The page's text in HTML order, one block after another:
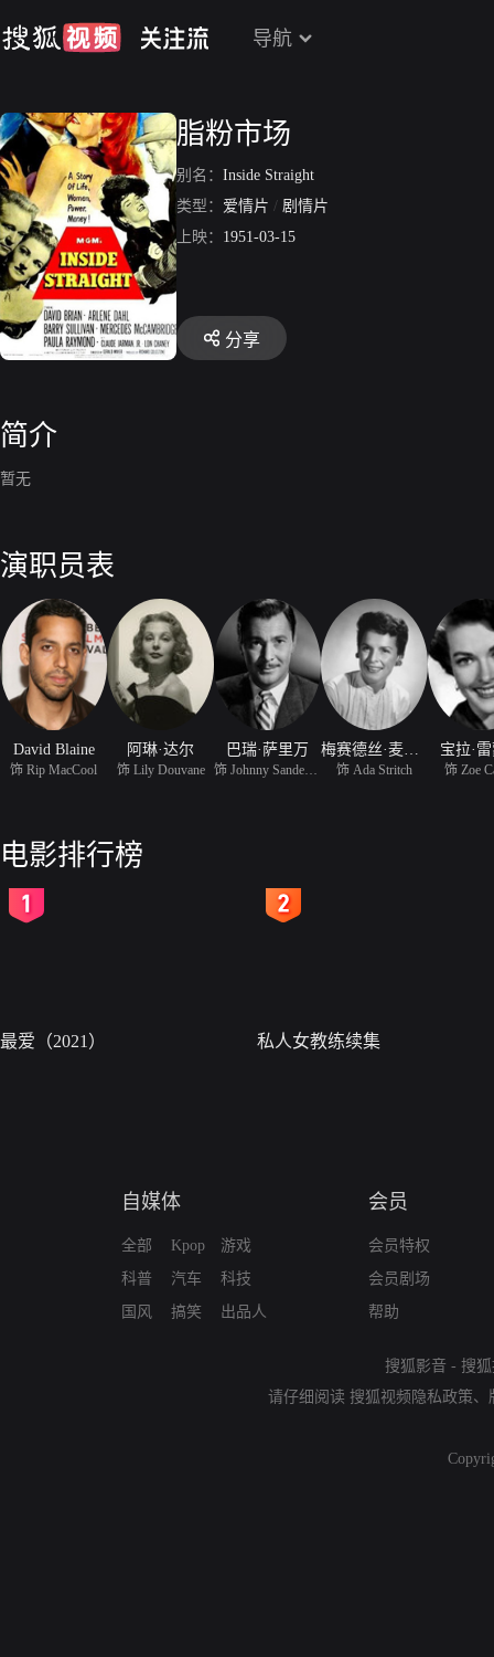
导航
脂粉市场
别名： Inside Straight
类型： 爱情片 / 剧情片
上映： 1951-03-15
分享
简介
暂无
演职员表
David Blaine
饰 Rip MacCool
阿琳·达尔
饰 Lily Douvane
巴瑞·萨里万
饰 Ada Stritch
宝拉·
饰 Zoe
电影排行榜
最爱（2021） 私人女教练续集
自媒体
全部
科普
国风
Kpop
汽车
搞笑
游戏
科技
出品人
会员
会员特权
会员剧场
帮助
搜狐影音 - 搜
请仔细阅读 搜狐视频隐私政策、